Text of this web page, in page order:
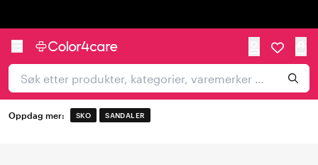
Oppdag mer: SKO SANDALER